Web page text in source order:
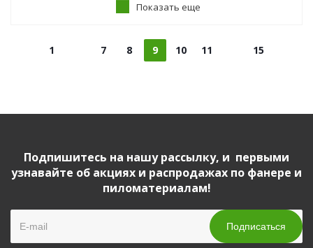
Показать еще
1 7 8 9 10 11 15
Подпишитесь на нашу рассылку, и первыми
узнавайте об акциях и распродажах по фанере и
пиломатериалам!